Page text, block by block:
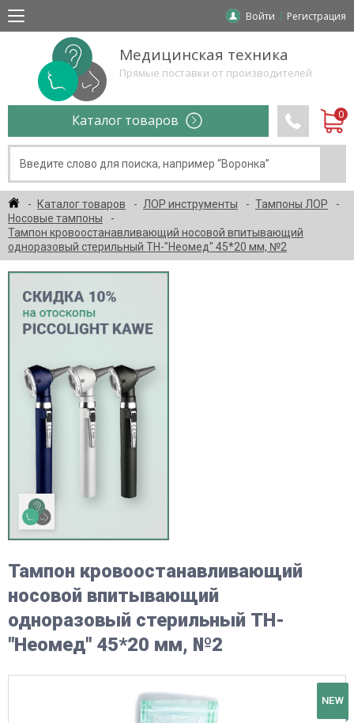
Войти Регистрация
Медицинская техника
Прямые поставки от производителей
Каталог товаров
Каталог товаров ЛОР инструменты
Тампоны ЛОР
Носовые тампоны
Тампон кровоостанавливающий носовой впитывающий
одноразовый стерильный ТН-"Неомед" 45*20 мм, №2
Тампон кровоостанавливающий
носовой впитывающий
одноразовый стерильный ТН-
"Неомед" 45*20 мм, №2
NEW